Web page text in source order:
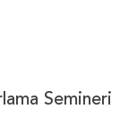
Semineri